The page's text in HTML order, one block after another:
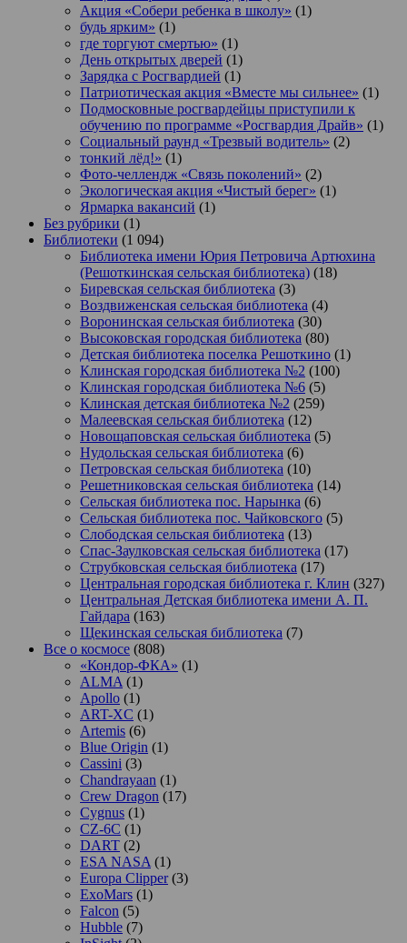
Акция «Собери ребенка в школу» (1)
будь ярким» (1)
где торгуют смертью» (1)
День открытых дверей (1)
Зарядка с Росгвардией (1)
Патриотическая акция «Вместе мы сильнее» (1)
Подмосковные росгвардейцы приступили к
обучению по программе «Росгвардия Драйв» (1)
Социальный раунд «Трезвый водитель» (2)
тонкий лёд!» (1)
Фото-челлендж «Связь поколений» (2)
Экологическая акция «Чистый берег» (1)
Ярмарка вакансий (1)
Без рубрики (1)
Библиотеки (1 094)
Библиотека имени Юрия Петровича Артюхина
(Решоткинская сельская библиотека) (18)
Биревская сельская библиотека (3)
Воздвиженская сельская библиотека (4)
Воронинская сельская библиотека (30)
Высоковская городская библиотека (80)
Детская библиотека поселка Решоткино (1)
Клинская городская библиотека №2 (100)
Клинская городская библиотека №6 (5)
Клинская детская библиотека №2 (259)
Малеевская сельская библиотека (12)
Новощаповская сельская библиотека (5)
Нудольская сельская библиотека (6)
Петровская сельская библиотека (10)
Решетниковская сельская библиотека (14)
Сельская библиотека пос. Нарынка (6)
Сельская библиотека пос. Чайковского (5)
Слободская сельская библиотека (13)
Спас-Заулковская сельская библиотека (17)
Струбковская сельская библиотека (17)
Центральная городская библиотека г. Клин (327)
Центральная Детская библиотека имени А. П.
Гайдара (163)
Щекинская сельская библиотека (7)
Все о космосе (808)
«Кондор-ФКА» (1)
ALMA (1)
Apollo (1)
ART-XC (1)
Artemis (6)
Blue Origin (1)
Cassini (3)
Chandrayaan (1)
Crew Dragon (17)
Cygnus (1)
CZ-6C (1)
DART (2)
ESA NASA (1)
Europa Clipper(3)
ExoMars (1)
Falcon (5)
Hubble (7)